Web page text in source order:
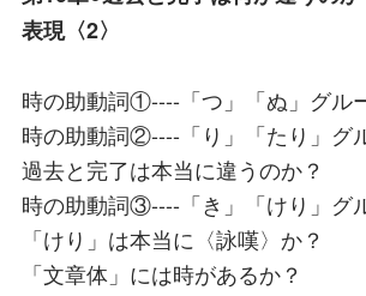
表現〈2〉
時の助動詞①----「つ」「ぬ」グル
時の助動詞②----「り」「たり」グ
過去と完了は本当に違うのか？
時の助動詞③----「き」「けり」グ
「けり」は本当に〈詠嘆〉か？
「文章体」には時があるか？